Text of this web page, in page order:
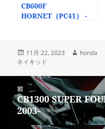
CB600F
HORNET（PC41） -
投
稿
11月 22, 2023
作
honda
ネイキッド
前
前
の
CB1300 SUPER
2003-